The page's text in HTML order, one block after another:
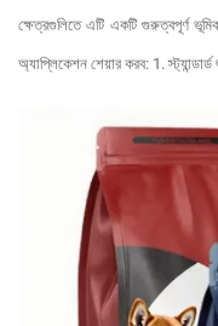
ক্ষেত্রগুলিতে এটি একটি গুরুত্বপূর্ণ
অ্যাপ্লিকেশন শেয়ার করব: 1.